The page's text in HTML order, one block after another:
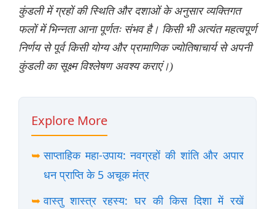
कुंडली में ग्रहों की स्थिति और दशाओं के अनुसार व्यक्तिगत
फलों में भिन्नता आना पूर्णतः संभव है। किसी भी अत्यंत महत्वपूर्ण
निर्णय से पूर्व किसी योग्य और प्रामाणिक ज्योतिषाचार्य से अपनी
कुंडली का सूक्ष्म विश्लेषण अवश्य कराएं।)
Explore More
➥ साप्ताहिक महा-उपाय: नवग्रहों की शांति और अपार
धन प्राप्ति के 5 अचूक मंत्र
➥ वास्तु शास्त्र रहस्य: घर की किस दिशा में रखें